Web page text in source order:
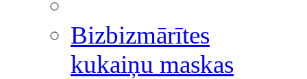
Bizbizmārītes
kukaiņu maskas